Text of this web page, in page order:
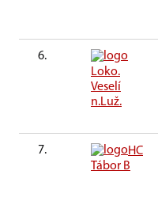
6.
Loko.
Veselí
n.Luž.
7.
HC
Tábor B